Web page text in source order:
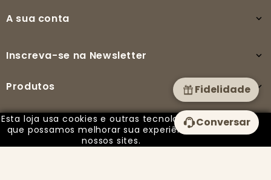
A sua conta 
Inscreva-se na Newsletter 
Produtos 
A nossa empresa 
Esta loja usa cookies e outras tecnologias para
que possamos melhorar sua experiência em
nossos sites.
Conversar
Fidelidade